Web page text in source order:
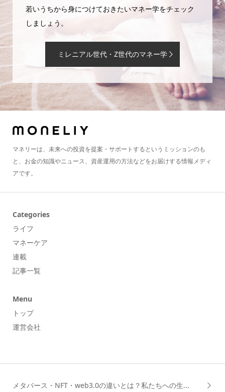
若いうちから身につけておきたいマネー学をチェック
しましょう。
ミレニアル世代・Z世代のマネー学
マネリーは、未来への投資を提案・サポートするというミッションのも
と、お金の知識やニュース、資産運用の方法などをお届けする情報メディ
アです。
Categories
ライフ
マネーケア
連載
記事一覧
Menu
トップ
運営会社
メタバース・NFT・web3.0の違いとは？私たちへの生...